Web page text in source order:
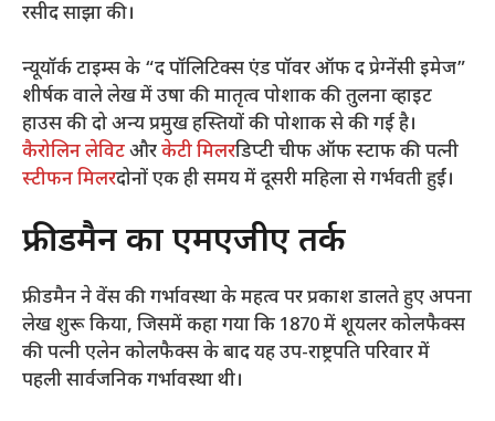
रसीद साझा की।
न्यूयॉर्क टाइम्स के “द पॉलिटिक्स एंड पॉवर ऑफ द प्रेग्नेंसी इमेज”
शीर्षक वाले लेख में उषा की मातृत्व पोशाक की तुलना व्हाइट
हाउस की दो अन्य प्रमुख हस्तियों की पोशाक से की गई है।
कैरोलिन लेविटऔरकेटी मिलरडिप्टी चीफ ऑफ स्टाफ की पत्नी
स्टीफन मिलरदोनों एक ही समय में दूसरी महिला से गर्भवती हुईं।
फ्रीडमैन का एमएजीए तर्क
फ्रीडमैन ने वेंस की गर्भावस्था के महत्व पर प्रकाश डालते हुए अपना
लेख शुरू किया, जिसमें कहा गया कि 1870 में शूयलर कोलफैक्स
की पत्नी एलेन कोलफैक्स के बाद यह उप-राष्ट्रपति परिवार में
पहली सार्वजनिक गर्भावस्था थी।